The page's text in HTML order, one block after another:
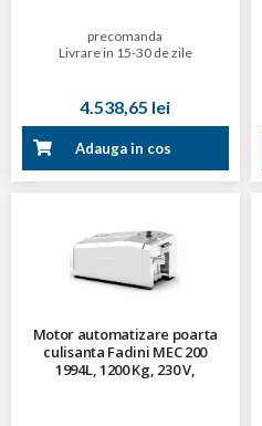
precomanda
Livrare in 15-30 de zile
4.538,65 lei
Adauga in cos
Motor automatizare poarta
culisanta Fadini MEC 200
1994L, 1200 Kg, 230 V,